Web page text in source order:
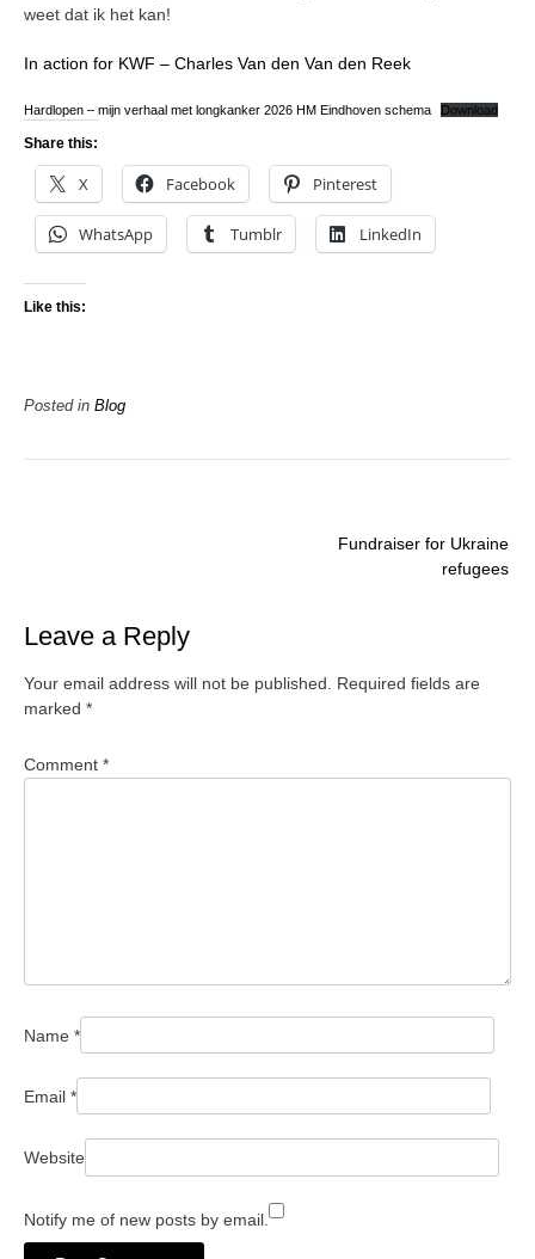
weet dat ik het kan!
In action for KWF – Charles Van den Van den Reek
Hardlopen – mijn verhaal met longkanker 2026 HM Eindhoven schema Download
Share this:
X Facebook Pinterest
WhatsApp Tumblr LinkedIn
Like this:
Posted in Blog
Fundraiser for Ukraine
refugees
Leave a Reply
Your email address will not be published.
Required fields are
marked *
Comment *
Name *
Email *
Website
Notify me of new posts by email.